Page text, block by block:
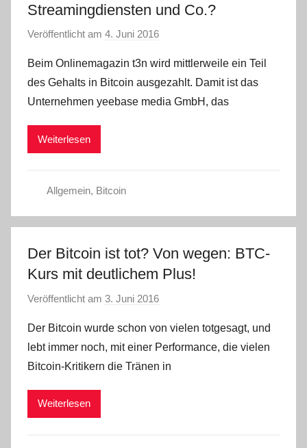
Streamingdiensten und Co.?
Veröffentlicht am 4. Juni 2016
n
C
W
Beim Onlinemagazin t3n wird mittlerweile ein Teil
des Gehalts in Bitcoin ausgezahlt. Damit ist das
Unternehmen yeebase media GmbH, das
Weiterlesen
Allgemein, Bitcoin
Der Bitcoin ist tot? Von wegen: BTC-
Kurs mit deutlichem Plus!
Veröffentlicht am 3. Juni 2016
n
C
W
Der Bitcoin wurde schon von vielen totgesagt, und
lebt immer noch, mit einer Performance, die vielen
Bitcoin-Kritikern die Tränen in
Weiterlesen